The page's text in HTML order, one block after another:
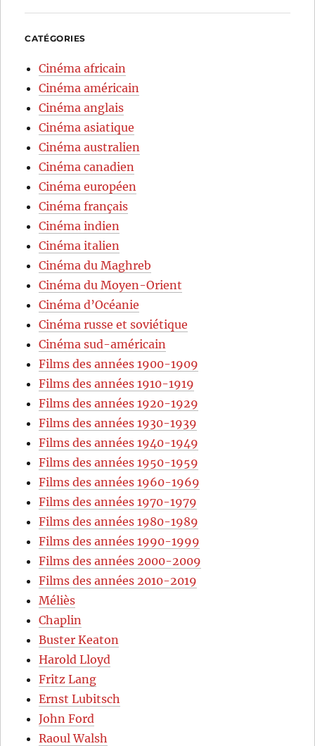
CATÉGORIES
Cinéma africain
Cinéma américain
Cinéma anglais
Cinéma asiatique
Cinéma australien
Cinéma canadien
Cinéma européen
Cinéma français
Cinéma indien
Cinéma italien
Cinéma du Maghreb
Cinéma du Moyen-Orient
Cinéma d’Océanie
Cinéma russe et soviétique
Cinéma sud-américain
Films des années 1900-1909
Films des années 1910-1919
Films des années 1920-1929
Films des années 1930-1939
Films des années 1940-1949
Films des années 1950-1959
Films des années 1960-1969
Films des années 1970-1979
Films des années 1980-1989
Films des années 1990-1999
Films des années 2000-2009
Films des années 2010-2019
Méliès
Chaplin
Buster Keaton
Harold Lloyd
Fritz Lang
Ernst Lubitsch
John Ford
Raoul Walsh